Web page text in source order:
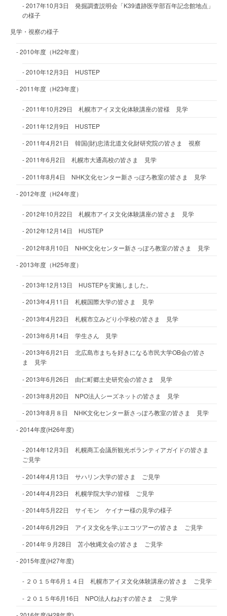
2017年10月3日 発掘調査説明会「K39遺跡医学部百年記念館地点」
の様子
見学・視察の様子
2010年度（H22年度）
2010年12月3日 HUSTEP
2011年度（H23年度）
2011年10月29日 札幌市アイヌ文化体験講座の皆様 見学
2011年12月9日 HUSTEP
2011年4月21日 韓国(財)忠清北道文化財研究院の皆さま 視察
2011年6月2日 札幌市大通高校の皆さま 見学
2011年8月4日 NHK文化センター新さっぽろ教室の皆さま 見学
2012年度（H24年度）
2012年10月22日 札幌市アイヌ文化体験講座の皆さま 見学
2012年12月14日 HUSTEP
2012年8月10日 NHK文化センター新さっぽろ教室の皆さま 見学
2013年度（H25年度）
2013年12月13日 HUSTEPを実施しました。
2013年4月11日 札幌国際大学の皆さま 見学
2013年4月23日 札幌市立みどり小学校の皆さま 見学
2013年6月14日 学生さん 見学
2013年6月21日 北広島市まちを好きになる市民大学OB会の皆さ
ま 見学
2013年6月26日 由仁町郷土史研究会の皆さま 見学
2013年8月20日 NPO法人シーズネットの皆さま 見学
2013年8月８日 NHK文化センター新さっぽろ教室の皆さま 見学
2014年度(H26年度)
2014年12月3日 札幌商工会議所観光ボランティアガイドの皆さま
ご見学
2014年4月13日 サハリン大学の皆さま ご見学
2014年4月23日 札幌学院大学の皆様 ご見学
2014年5月22日 サイモン ケイナー様の見学の様子
2014年6月29日 アイヌ文化を学ぶエコツアーの皆さま ご見学
2014年９月28日 苫小牧縄文会の皆さま ご見学
2015年度(H27年度)
２０１５年6月１４日 札幌市アイヌ文化体験講座の皆さま ご見学
２０１５年6月16日 NPO法人ねおすの皆さま ご見学